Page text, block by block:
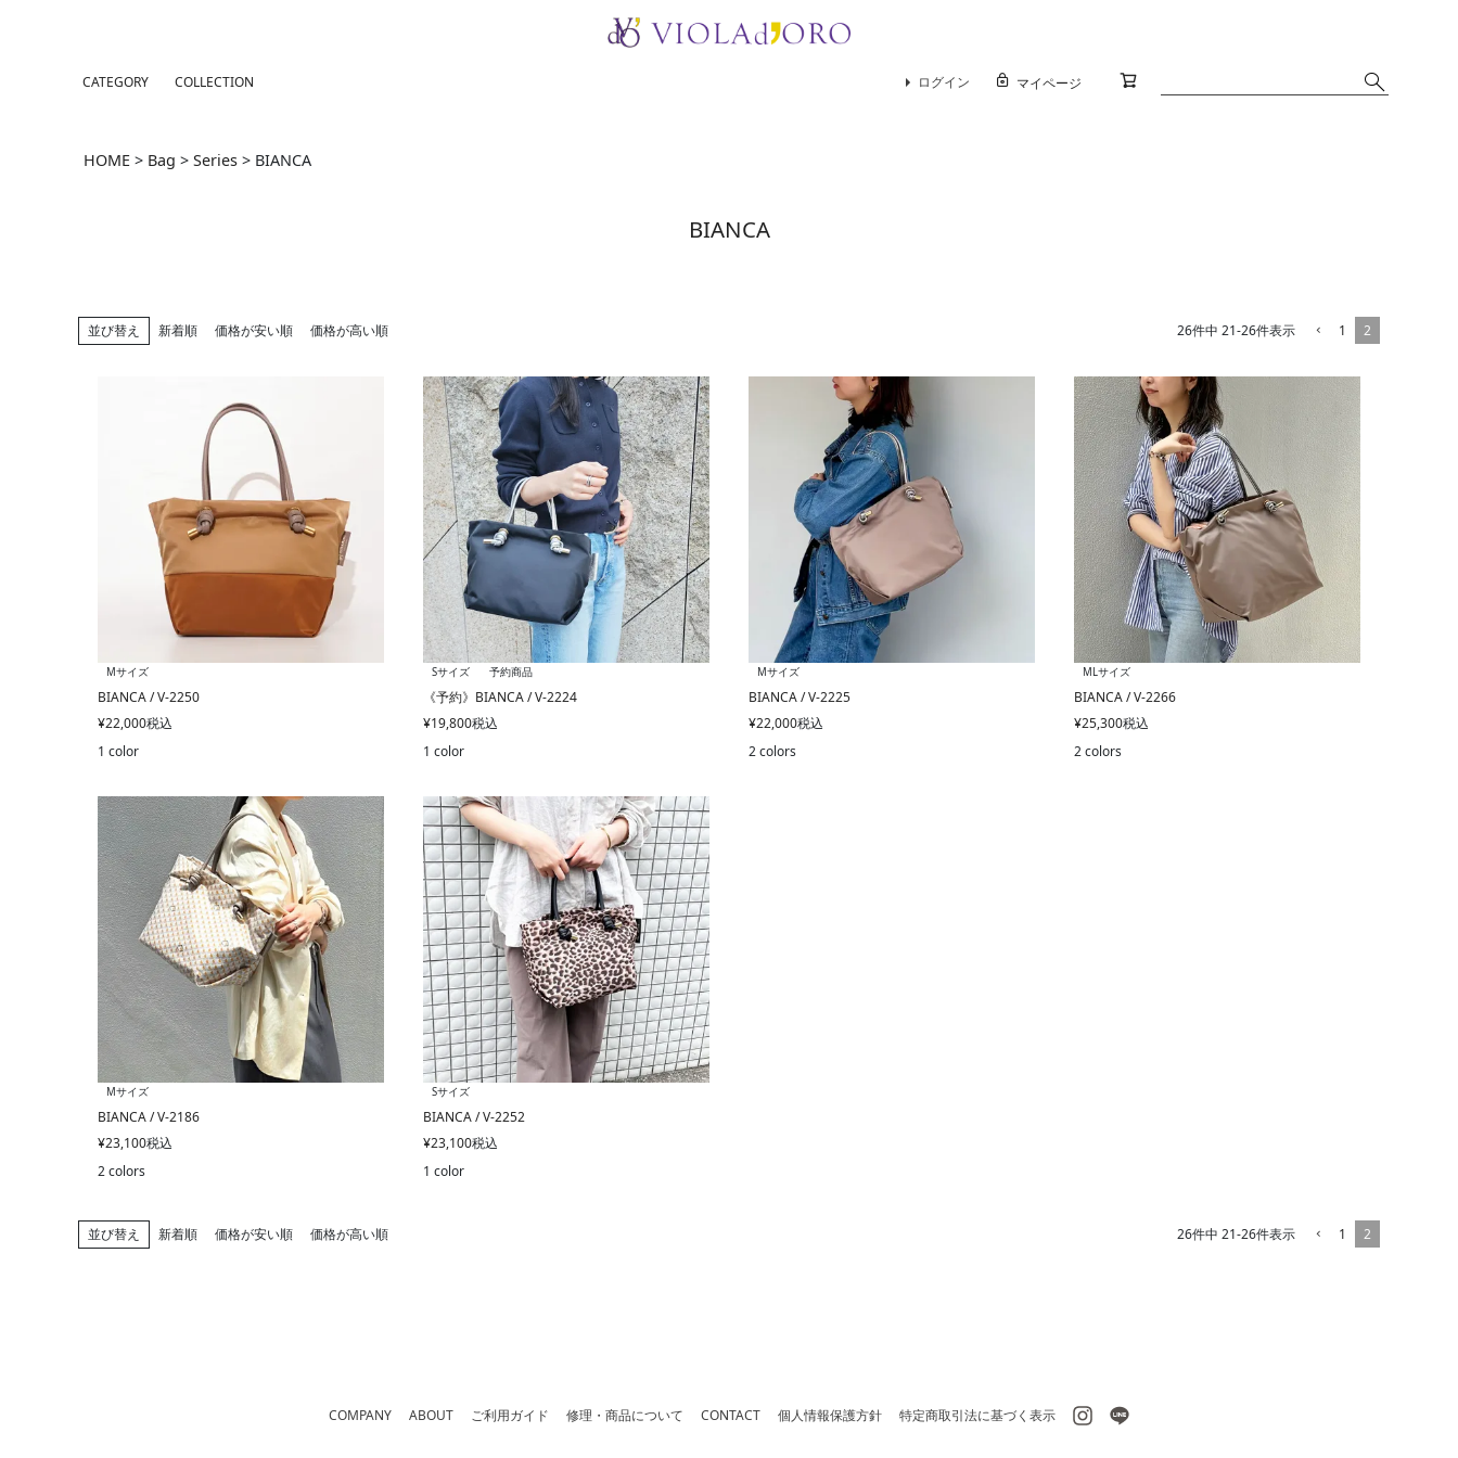
CATEGORY COLLECTION ログイン マイページ
HOME Bag Series BIANCA
BIANCA
並び替え 新着順 価格が安い順 価格が高い順 26件中 21-26件表示 1 2
Mサイズ
BIANCA / V-2250
¥22,000税込
1 color
Sサイズ 予約商品
《予約》BIANCA / V-2224
¥19,800税込
1 color
Mサイズ
BIANCA / V-2225
¥22,000税込
2 colors
MLサイズ
BIANCA / V-2266
¥25,300税込
2 colors
Mサイズ
BIANCA / V-2186
¥23,100税込
2 colors
Sサイズ
BIANCA / V-2252
¥23,100税込
1 color
並び替え 新着順 価格が安い順 価格が高い順 26件中 21-26件表示 1 2
COMPANY ABOUT ご利用ガイド 修理・商品について CONTACT 個人情報保護方針 特定商取引法に基づく表示